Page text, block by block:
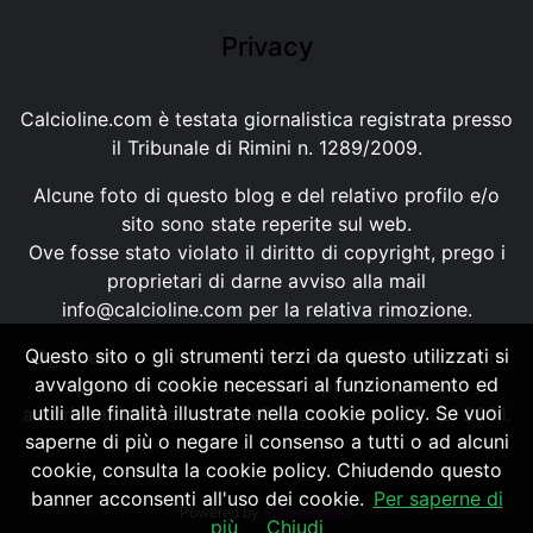
Privacy
Calcioline.com è testata giornalistica registrata presso
il Tribunale di Rimini n. 1289/2009.
Alcune foto di questo blog e del relativo profilo e/o
sito sono state reperite sul web.
Ove fosse stato violato il diritto di copyright, prego i
proprietari di darne avviso alla mail
info@calcioline.com per la relativa rimozione.
Ogni testo e foto di proprietà di Calcioline.com non
possono essere copiati o riprodotti, senza
autorizzazione, ai sensi della normativa n.29 del 2001.
Powered by SpheraHouse
Questo sito o gli strumenti terzi da questo utilizzati si
avvalgono di cookie necessari al funzionamento ed
utili alle finalità illustrate nella cookie policy. Se vuoi
saperne di più o negare il consenso a tutti o ad alcuni
cookie, consulta la cookie policy. Chiudendo questo
banner acconsenti all'uso dei cookie. Per saperne di
più
Chiudi